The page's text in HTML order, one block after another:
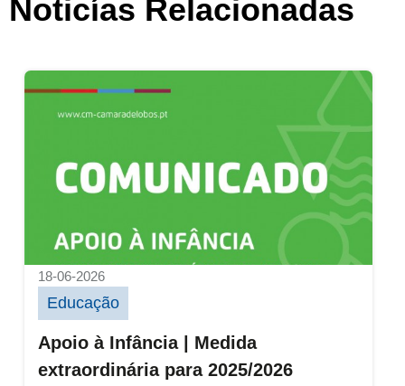
Noticías Relacionadas
Apoio à Infância | Medida extraordinária
18-06-2026
Educação
Apoio à Infância | Medida
extraordinária para 2025/2026